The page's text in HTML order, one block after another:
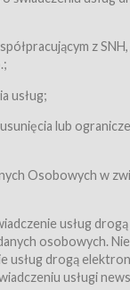
2 pkt. 4 i 5 poniżej,
w rozumieniu
Usługi świadczone są
usług drogą
z
usług;
lub
Osobowych w
usług drogą
osobowych.
usług drogą
usługi